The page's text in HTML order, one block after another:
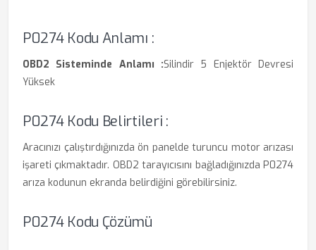
P0274 Kodu Anlamı :
OBD2 Sisteminde Anlamı :Silindir 5 Enjektör Devresi
Yüksek
P0274 Kodu Belirtileri :
Aracınızı çalıştırdığınızda ön panelde turuncu motor arızası
işareti çıkmaktadır. OBD2 tarayıcısını bağladığınızda P0274
arıza kodunun ekranda belirdiğini görebilirsiniz.
P0274 Kodu Çözümü